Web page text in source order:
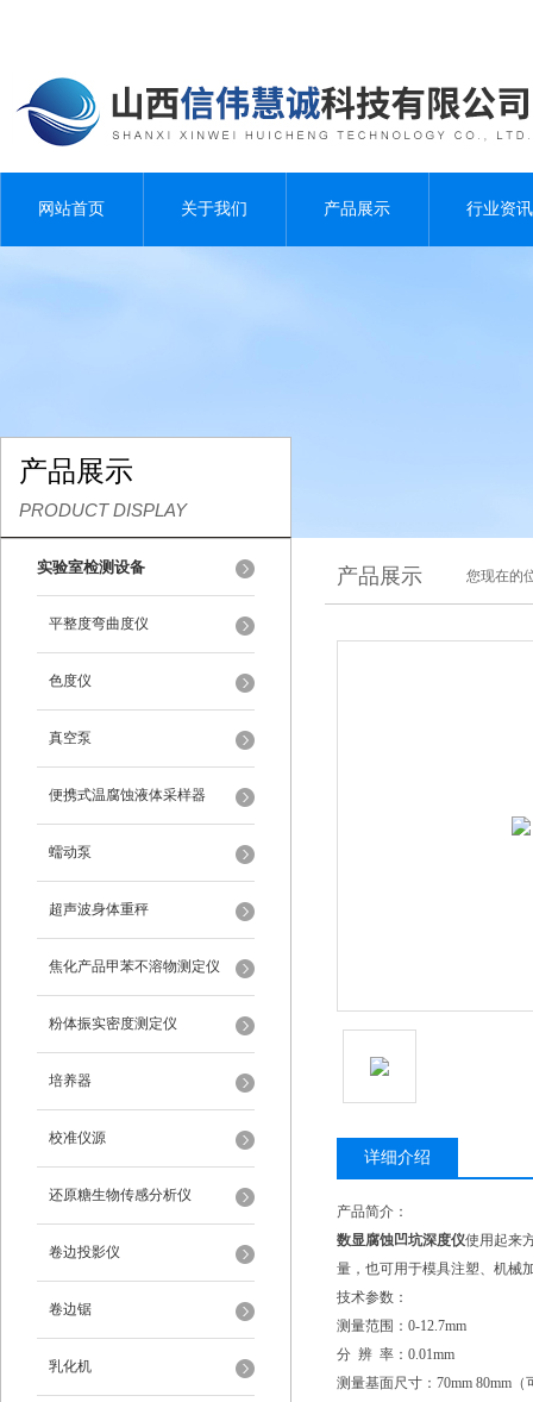
网站首页 关于我们 产品展示 行业资讯
产品展示
PRODUCT DISPLAY
实验室检测设备
平整度弯曲度仪
色度仪
真空泵
便携式温腐蚀液体采样器
蠕动泵
超声波身体重秤
焦化产品甲苯不溶物测定仪
粉体振实密度测定仪
培养器
校准仪源
还原糖生物传感分析仪
卷边投影仪
卷边锯
乳化机
产品展示 您现在的
详细介绍
产品简介：
数显腐蚀凹坑深度仪使用起来
量，也可用于模具注塑、机械
技术参数：
测量范围：0-12.7mm
分 辨 率：0.01mm
测量基面尺寸：70mm 80mm（